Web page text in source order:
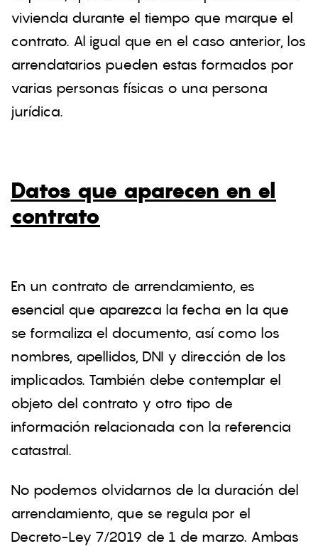
vivienda durante el tiempo que marque el
contrato. Al igual que en el caso anterior, los
arrendatarios pueden estas formados por
varias personas físicas o una persona
jurídica.
Datos que aparecen en el
contrato
En un contrato de arrendamiento, es
esencial que aparezca la fecha en la que
se formaliza el documento, así como los
nombres, apellidos, DNI y dirección de los
implicados. También debe contemplar el
objeto del contrato y otro tipo de
información relacionada con la referencia
catastral.
No podemos olvidarnos de la duración del
arrendamiento, que se regula por el
Decreto-Ley 7/2019 de 1 de marzo. Ambas